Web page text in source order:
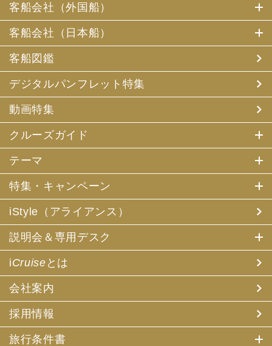
客船会社（外国船）
客船会社（日本船）
客船図鑑
デジタルパンフレット特集
動画特集
クルーズガイド
テーマ
特集・キャンペーン
iStyle（アライアンス）
説明会＆専用デスク
iCruise とは
会社案内
採用情報
旅行条件書